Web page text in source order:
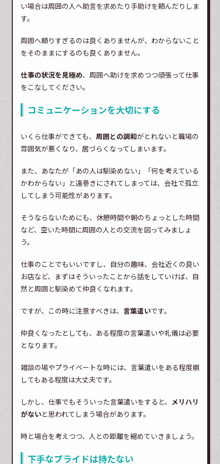
い場合は周囲の人へ助言を求めたり手助けを頼んだりしま
す。
周囲へ頼りすぎるのは良くありませんが、わからないこと
をそのままにするのも良くありません。
仕事の状況を見極め、周囲へ助けを求めつつ頑張って仕事
をこなしてください。
コミュニケーションを大切にする
いくら仕事ができても、 周囲との調和がとれないと職場の
雰囲気が悪くなり、居づらくなってしまいます。
また、あなたが「あの人は馴染めない」「何を考えている
かわからない」と遠巻きにされてしまっては、会社で孤立
してしまう可能性があります。
そうならないためにも、休憩時間や朝のちょっとした時間
など、空いた時間に周囲の人との交流を図ってみましょ
う。
仕事のことでもいいですし、自分の趣味、会社近くの良い
お店など、まずはそういったことから話をしていけば、自
然と周囲と馴染めて仲良くなれます。
ですが、この時に注意すべきは、 言葉遣いです。
仲良くなったとしても、ある程度の言葉遣いや礼儀は必要
となります。
雑談の場やプライベートな時には、言葉遣いをある程度崩
してもある程度は大丈夫です。
しかし、仕事でもそういった言葉遣いをすると、 メリハリ
がないと思われてしまう場合があります。
時と場合を考えつつ、人との距離を縮めていきましょう。
下手なプライドは持たない